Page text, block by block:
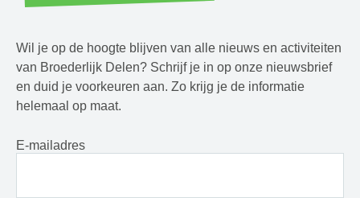
Wil je op de hoogte blijven van alle nieuws en activiteiten
van Broederlijk Delen? Schrijf je in op onze nieuwsbrief
en duid je voorkeuren aan. Zo krijg je de informatie
helemaal op maat.
E-mailadres